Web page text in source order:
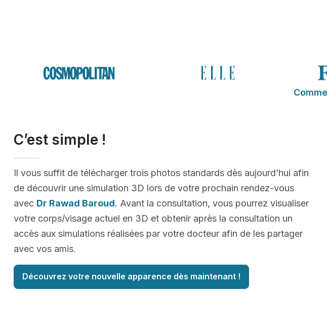
C’est simple !
Il vous suffit de télécharger trois photos standards dès aujourd’hui afin
de découvrir une simulation 3D lors de votre prochain rendez-vous
avec Dr Rawad Baroud. Avant la consultation, vous pourrez visualiser
votre corps/visage actuel en 3D et obtenir après la consultation un
accès aux simulations réalisées par votre docteur afin de les partager
avec vos amis.
Découvrez votre nouvelle apparence dès maintenant !